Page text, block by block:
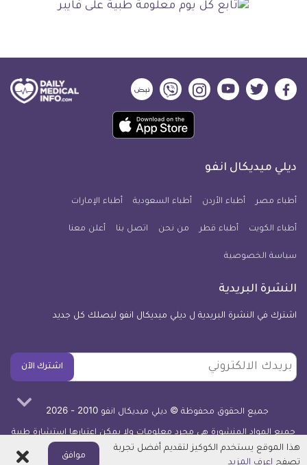
ديلي
فيسبوك
ديلي
تويتر
ديلي
ميديكال
يوتيوب
ديلي
ميديكال
انفو
ديلي
ميديكال
انفو
ديلي
ميديكال
انفو
حمل
تطبيق
معلومة
للآيفون
ديلي ميديكال انفو
أطباء مصر أطباء الأردن أطباء السعودية أطباء الإمارات
أطباء الكويت أطباء قطر من نحن اتصل بنا أعلن معنا
سياسة الخصوصية
النشرة البريدية
اشترك في النشرة البريدية ل ديلي ميديكال انفو ليصلك كل جديد
بريدك
الالكتروني
اشترك الآن
جميع الحقوق محفوظة © ديلي ميديكال انفو 2010 - 2026
جميع المواد المنشورة هي مجرد معلومات ولا يمكن اعتبارها استشارة طبية
أو توصية علاجية - اعرف المزيد
هذا الموقع يستخدم الكوكيز لتقديم أفضل تجربة
تصفح اعرف المزيد
موافق اغلاق